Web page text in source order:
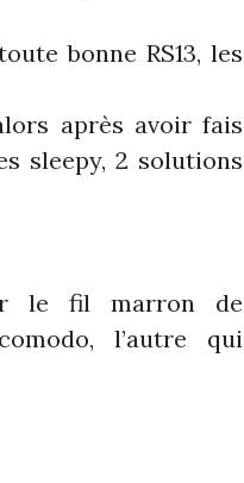
bonne RS13, les
après avoir fais
sleepy, 2 solutions
le fil marron de
l’autre qui